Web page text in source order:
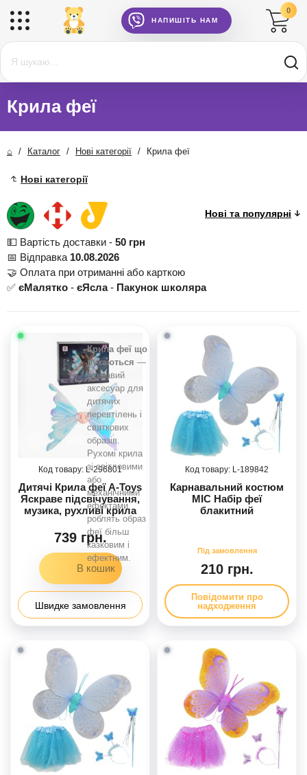
НАПИШІТЬ НАМ
0
Крила феї
⌂ / Каталог / Нові категорії / Крила феї
Нові категорії
💵 Вартість доставки - 50 грн
📅 Відправка 10.08.2026
🤝 Оплата при отриманні або карткою
✅ єМалятко - єЯсла- Пакунок школяра
296801
Дитячі Крила феї A-Toys
Яскраве підсвічування,
музика, рухливі крила
739 грн.
Швидке замовлення
Крила феї що
рухаються —
яскравий
аксесуар для
дитячих
перевтілень і
святкових
образів.
Рухомі крила
зі світловими
або
механічними
ефектами
роблять образ
феї більш
казковим і
ефектним.
189842
Карнавальний костюм
MIC Набір феї
блакитний
210 грн.
Повідомити про
надходження